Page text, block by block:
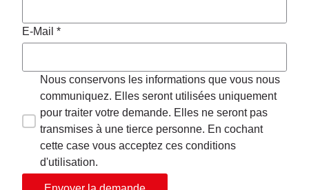
E-Mail *
Nous conservons les informations que vous nous
communiquez. Elles seront utilisées uniquement
pour traiter votre demande. Elles ne seront pas
transmises à une tierce personne. En cochant
cette case vous acceptez ces conditions
d'utilisation.